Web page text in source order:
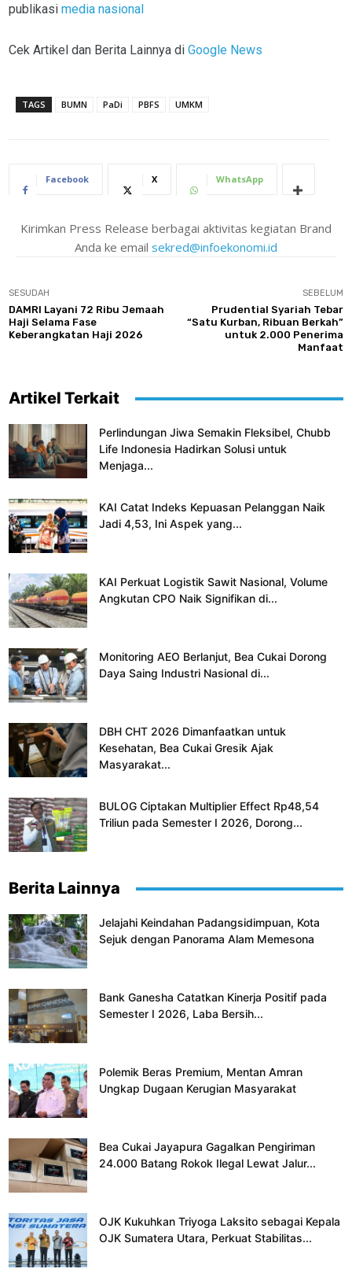
publikasi media nasional
Cek Artikel dan Berita Lainnya di Google News
TAGS BUMN PaDi PBFS UMKM
Facebook X WhatsApp
Kirimkan Press Release berbagai aktivitas kegiatan Brand
Anda ke email sekred@infoekonomi.id
SESUDAH
DAMRI Layani 72 Ribu Jemaah
Haji Selama Fase
Keberangkatan Haji 2026
SEBELUM
Prudential Syariah Tebar
“Satu Kurban, Ribuan Berkah”
untuk 2.000 Penerima
Manfaat
Artikel Terkait
Perlindungan Jiwa Semakin Fleksibel, Chubb
Life Indonesia Hadirkan Solusi untuk
Menjaga...
KAI Catat Indeks Kepuasan Pelanggan Naik
Jadi 4,53, Ini Aspek yang...
KAI Perkuat Logistik Sawit Nasional, Volume
Angkutan CPO Naik Signifikan di...
Monitoring AEO Berlanjut, Bea Cukai Dorong
Daya Saing Industri Nasional di...
DBH CHT 2026 Dimanfaatkan untuk
Kesehatan, Bea Cukai Gresik Ajak
Masyarakat...
BULOG Ciptakan Multiplier Effect Rp48,54
Triliun pada Semester I 2026, Dorong...
Berita Lainnya
Jelajahi Keindahan Padangsidimpuan, Kota
Sejuk dengan Panorama Alam Memesona
Bank Ganesha Catatkan Kinerja Positif pada
Semester I 2026, Laba Bersih...
Polemik Beras Premium, Mentan Amran
Ungkap Dugaan Kerugian Masyarakat
Bea Cukai Jayapura Gagalkan Pengiriman
24.000 Batang Rokok Ilegal Lewat Jalur...
OJK Kukuhkan Triyoga Laksito sebagai Kepala
OJK Sumatera Utara, Perkuat Stabilitas...